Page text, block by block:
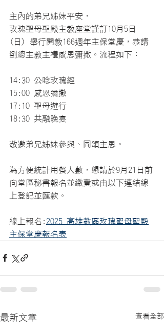
主內的弟兄姊妹平安，
玫瑰聖母聖殿主教座堂謹訂10月5日
(日) 舉行開教166週年主保堂慶，恭請
劉總主教主禮感恩彌撒。流程如下：
14:30 公唸玫瑰經
15:00 感恩彌撒
17:10 聖母遊行
18:30 共融晚宴
敬邀弟兄姊妹參與、同頌主恩。
為方便統計用餐人數，懇請於9月21日前
向堂區秘書報名並繳費或由以下連結線
上登記並匯款。
線上報名: 2025 高雄教區玫瑰聖母聖殿
主保堂慶報名表
最新文章 查看全部